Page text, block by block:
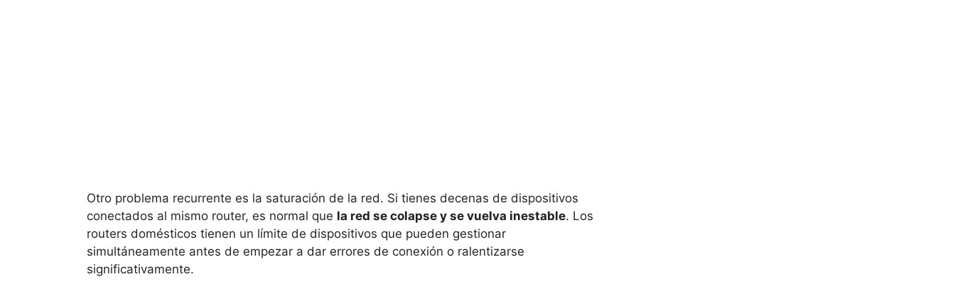
Otro problema recurrente es la saturación de la red. Si tienes decenas de dispositivos
conectados al mismo router, es normal que la red se colapse y se vuelva inestable. Los
routers domésticos tienen un límite de dispositivos que pueden gestionar
simultáneamente antes de empezar a dar errores de conexión o ralentizarse
significativamente.